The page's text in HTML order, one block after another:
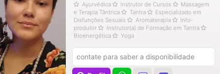
Ayurvédica Instrutor de Cursos
Massagem
e Terapia Tântrica
Tantra
Especializado em
Disfunções Sexuais
Aromaterapia
Info-
produtor
Instrutor(a) de Formação em Tantra
Bioenergética
Yoga
contate para saber a disponibilidade